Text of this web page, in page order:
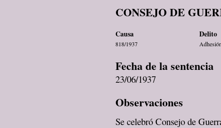
CONSEJO DE
Causa Delito
818/1937
Fecha de la sentencia
23/06/1937
Observaciones
Se celebró Consejo de